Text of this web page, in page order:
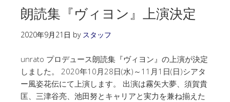
朗読集『ヴィヨン』上演決定
2020年9月21日 by スタッフ
unrato プロデュース朗読集『ヴィヨン』の上演が決定
しました。 2020年10月28日(水)～11月1日(日)シアタ
ー風姿花伝にて上演します。 出演は霧矢大夢、須賀貴
匡、三津谷亮、池田努とキャリアと実力を兼ね揃えた